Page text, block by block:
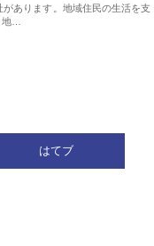
あります。地域住民の生活を支
…
はてブ